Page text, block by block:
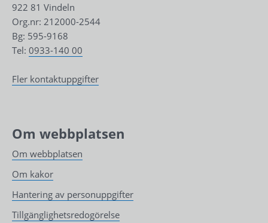
922 81 Vindeln
Org.nr: 212000-2544
Bg: 595-9168
Tel: 0933-140 00
Fler kontaktuppgifter
Om webbplatsen
Om webbplatsen
Om kakor
Hantering av personuppgifter
Tillgänglighetsredogörelse